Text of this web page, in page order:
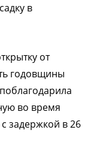
в
от
годовщины
во время
задержкой в 26